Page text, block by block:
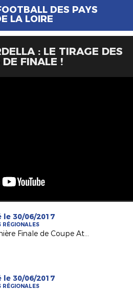
DES PAYS
LA LOIRE
: LE TIRAGE DES
DE FINALE !
le 30/06/2017
RÉGIONALES
La dernière Finale de Coupe Atlantique Féminine Crédit-Mutuel !
le 30/06/2017
RÉGIONALES